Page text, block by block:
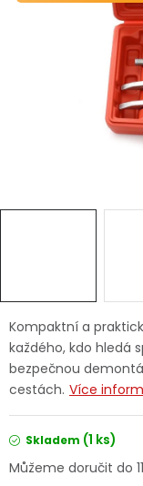
Dětská hřiště
Autodoplňky
Značky
Jaký je aktuální
Velkoobchodní
Kompaktní a
každého, kdo hledá
bezpečnou
cestách. Více
Skladem (1 ks)